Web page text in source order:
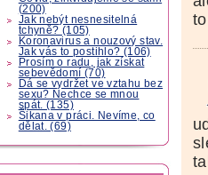
(200)
Jak nebýt nesnesitelná
tchyně? (105)
Koronavirus a nouzový stav.
Jak vás to postihlo? (106)
Prosím o radu, jak získat
sebevědomí (70)
Dá se vydržet ve vztahu bez
sexu? Nechce se mnou
spát. (135)
Šikana v práci. Nevíme, co
dělat. (69)